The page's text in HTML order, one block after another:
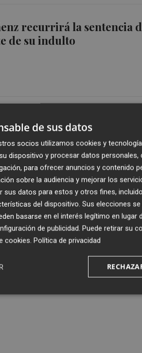
recurrirá la sentencia
de su indulto
España deberá recabar
determinar la
de sus datos
socios utilizamos cookies y
dispositivo y procesar datos
para ofrecer anuncios y contenido
sobre la audiencia y mejorar los
sus datos para estos y otros fines,
del dispositivo. Sus elecciones
basarse en el interés legítimo en
de publicidad. Puede retirar su
cookies. Política de privacidad